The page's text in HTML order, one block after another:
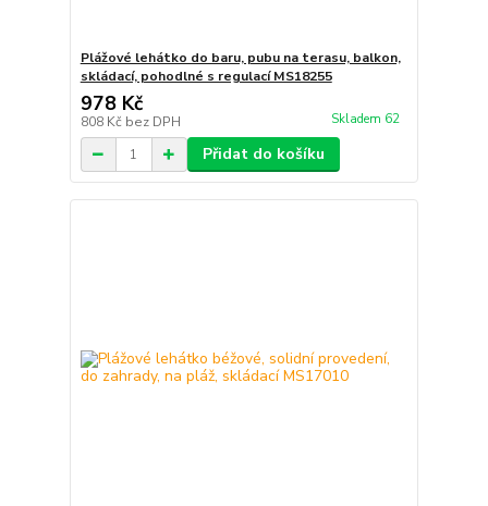
Plážové lehátko do baru, pubu na terasu, balkon,
skládací, pohodlné s regulací MS18255
978 Kč
808 Kč bez DPH Skladem 62
Přidat do košíku